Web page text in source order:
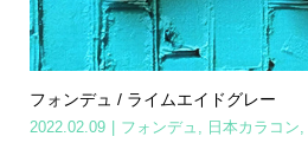
フォンデュ / ライムエイドグレー
2022.02.09 フォンデュ 日本カラコン